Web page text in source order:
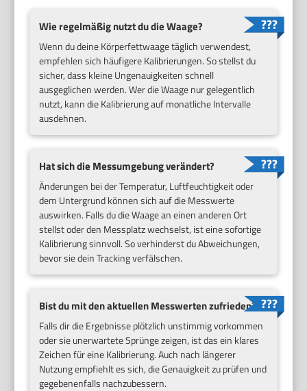
Wie regelmäßig nutzt du die Waage?
Wenn du deine Körperfettwaage täglich verwendest,
empfehlen sich häufigere Kalibrierungen. So stellst du
sicher, dass kleine Ungenauigkeiten schnell
ausgeglichen werden. Wer die Waage nur gelegentlich
nutzt, kann die Kalibrierung auf monatliche Intervalle
ausdehnen.
Hat sich die Messumgebung verändert?
Änderungen bei der Temperatur, Luftfeuchtigkeit oder
dem Untergrund können sich auf die Messwerte
auswirken. Falls du die Waage an einen anderen Ort
stellst oder den Messplatz wechselst, ist eine sofortige
Kalibrierung sinnvoll. So verhinderst du Abweichungen,
bevor sie dein Tracking verfälschen.
Bist du mit den aktuellen Messwerten zufrieden?
Falls dir die Ergebnisse plötzlich unstimmig vorkommen
oder sie unerwartete Sprünge zeigen, ist das ein klares
Zeichen für eine Kalibrierung. Auch nach längerer
Nutzung empfiehlt es sich, die Genauigkeit zu prüfen und
gegebenenfalls nachzubessern.